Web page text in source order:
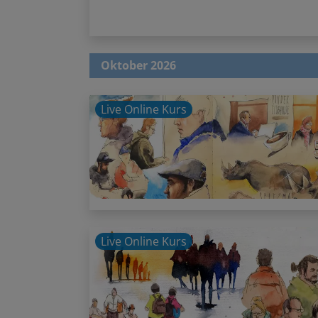
Oktober 2026
Live Online Kurs
Live Online Kurs